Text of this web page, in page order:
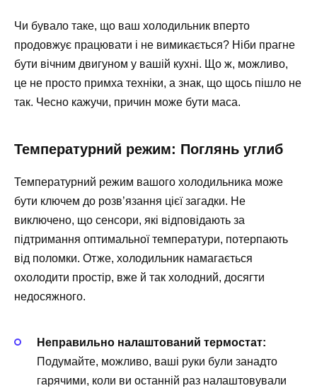
Чи бувало таке, що ваш холодильник вперто
продовжує працювати і не вимикається? Ніби прагне
бути вічним двигуном у вашій кухні. Що ж, можливо,
це не просто примха техніки, а знак, що щось пішло не
так. Чесно кажучи, причин може бути маса.
Температурний режим: Поглянь углиб
Температурний режим вашого холодильника може
бути ключем до розв’язання цієї загадки. Не
виключено, що сенсори, які відповідають за
підтримання оптимальної температури, потерпають
від поломки. Отже, холодильник намагається
охолодити простір, вже й так холодний, досягти
недосяжного.
Неправильно налаштований термостат:
Подумайте, можливо, ваші руки були занадто
гарячими, коли ви останній раз налаштовували